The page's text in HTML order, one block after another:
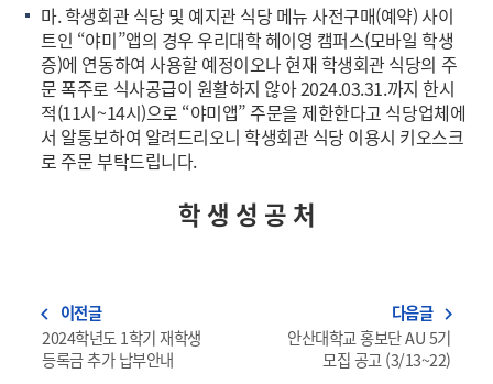
마. 학생회관 식당 및 예지관 식당 메뉴 사전구매(예약) 사이
트인 “야미”앱의 경우 우리대학 헤이영 캠퍼스(모바일 학생
증)에 연동하여 사용할 예정이오나 현재 학생회관 식당의 주
문 폭주로 식사공급이 원활하지 않아 2024.03.31.까지 한시
적(11시~14시)으로 “야미앱” 주문을 제한한다고 식당업체에
서 알통보하여 알려드리오니 학생회관 식당 이용시 키오스크
로 주문 부탁드립니다.
학 생 성 공 처
navigate_before 이전글
2024학년도 1학기 재학생
등록금 추가 납부안내
다음글 navigate_next
안산대학교 홍보단 AU 5기
모집 공고 (3/13~22)